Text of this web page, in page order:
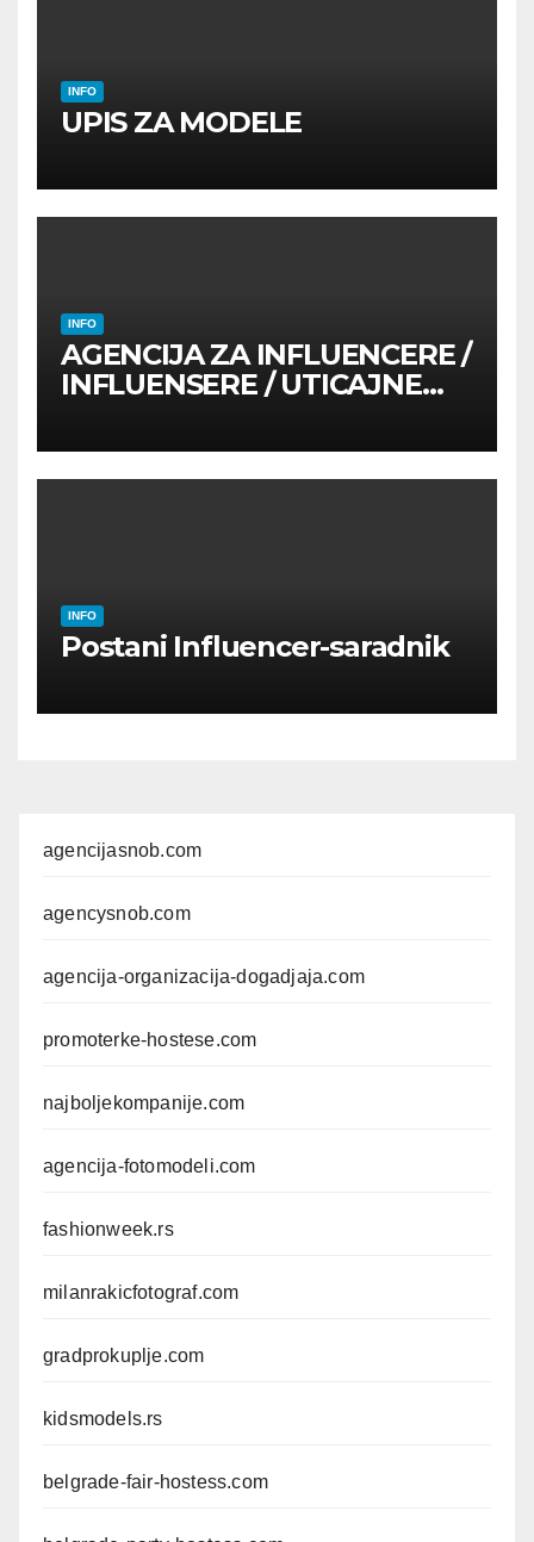
INFO
UPIS ZA MODELE
INFO
AGENCIJA ZA INFLUENCERE /
INFLUENSERE / UTICAJNE
INFO
Postani Influencer-saradnik
agencijasnob.com
agencysnob.com
agencija-organizacija-dogadjaja.com
promoterke-hostese.com
najboljekompanije.com
agencija-fotomodeli.com
fashionweek.rs
milanrakicfotograf.com
gradprokuplje.com
kidsmodels.rs
belgrade-fair-hostess.com